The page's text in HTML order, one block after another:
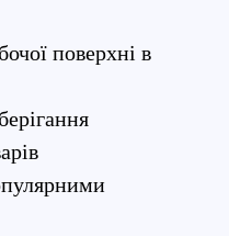
поверхні в